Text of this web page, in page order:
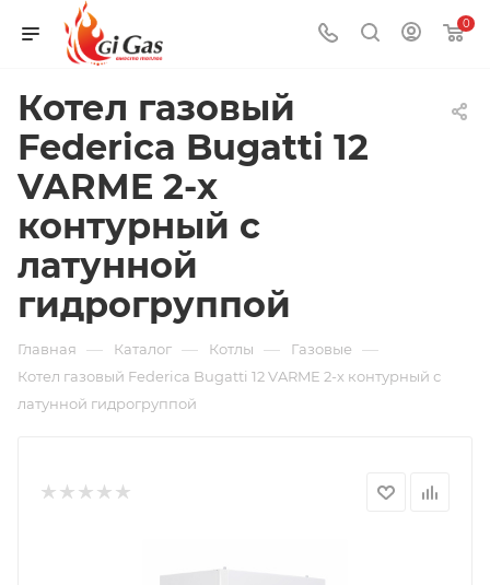
0
Котел газовый
Federica Bugatti 12
VARME 2-х
контурный с
латунной
гидрогруппой
Главная — Каталог — Котлы — Газовые —
Котел газовый Federica Bugatti 12 VARME 2-х контурный с
латунной гидрогруппой